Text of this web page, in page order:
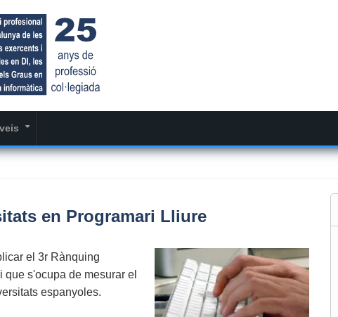
en Programari Lliure
el 3r Rànquing
s'ocupa de mesurar el
espanyoles.